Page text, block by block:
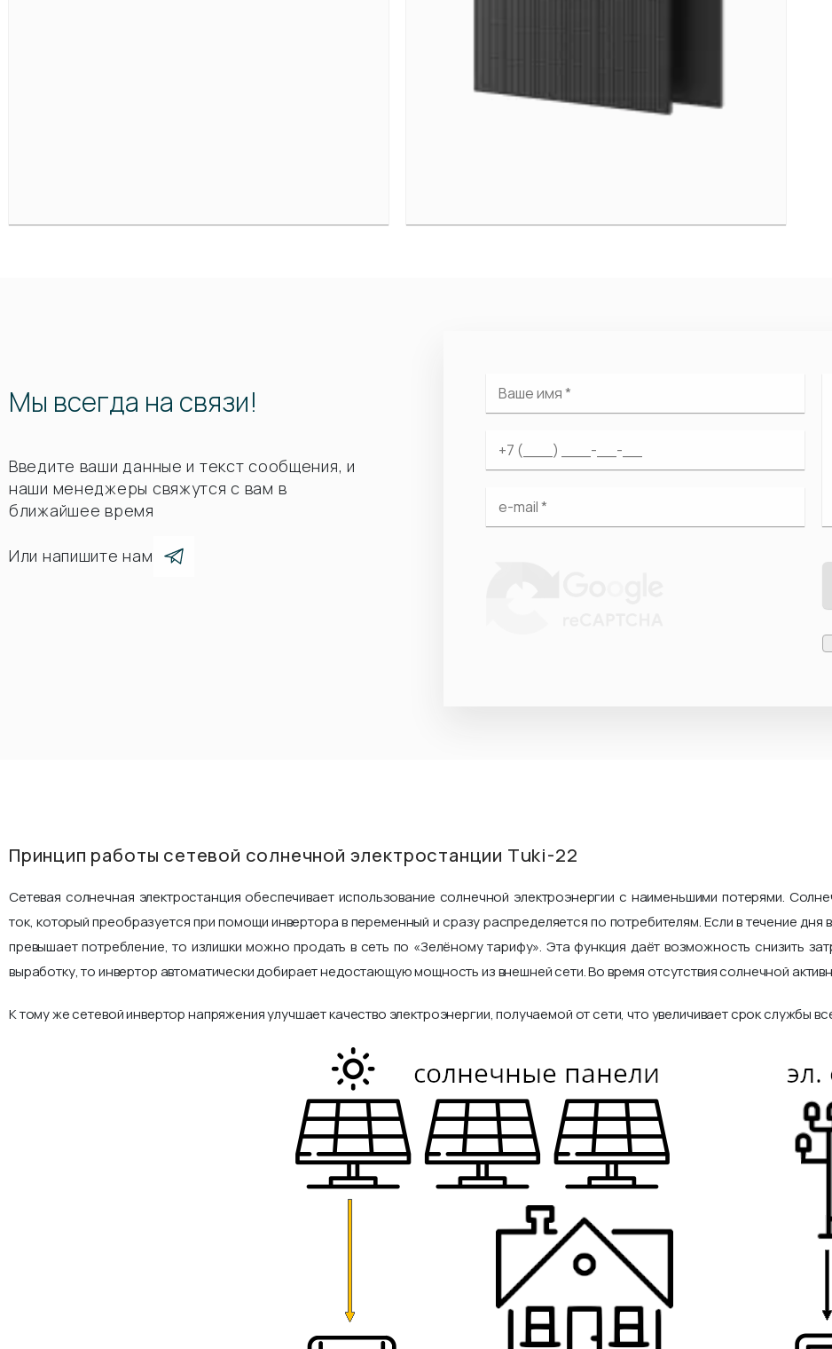
Мы всегда на связи!
Введите ваши данные и текст сообщения, и
наши менеджеры свяжутся с вам в
ближайшее время
Или напишите нам
Принцип работы сетевой солнечной электростанции Tuki-22
Сетевая солнечная электростанция обеспечивает использование солнечной электроэнергии с наименьшими потерями.
ток, который преобразуется при помощи инвертора в переменный и сразу распределяется по потребителям. Если в течение
превышает потребление, то излишки можно продать в сеть по «Зелёному тарифу». Эта функция даёт возможность снизить
выработку, то инвертор автоматически добирает недостающую мощность из внешней сети. Во время отсутствия солнечной
К тому же сетевой инвертор напряжения улучшает качество электроэнергии, получаемой от сети, что увеличивает срок службы